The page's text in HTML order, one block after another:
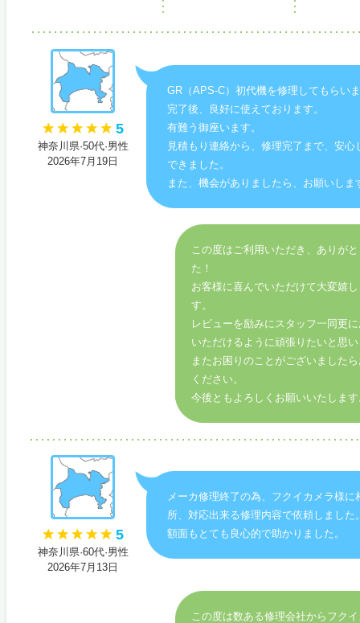
5
神奈川県·50代·男性
2026年7月19日
GR（APS-C）初代機を修理してもらい
完了後、良好に使えております。
有難う御座います。
見積もり連絡から、修理完了まで、安心
できました。
また、機会がありましたら、お願いしま
この度はご利用いただき、ありが
た！
お客様に喜んでいただけて大変嬉
す。
レビューを励みにスタッフ一同更
いただけるように頑張りたいと思
またお困りのことがございました
ください。
今後ともよろしくお願いいたしま
5
神奈川県·60代·男性
2026年7月13日
メーカ修理終了の為、フクイカメラ様に
所、対応出来る修理内容で依頼しました
額面もとても良心的で助かりました。
この度は数ある修理会社からフク